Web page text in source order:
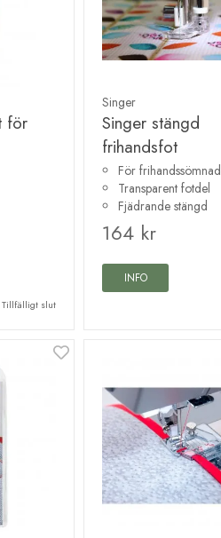
för
Tillfälligt slut
Singer
Singer stängd
frihandsfot
För frihandssömnad
Transparent fotdel
Fjädrande stängd
164 kr
INFO